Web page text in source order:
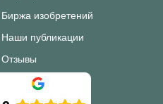
Биржа изобретений
Наши публикации
Отзывы